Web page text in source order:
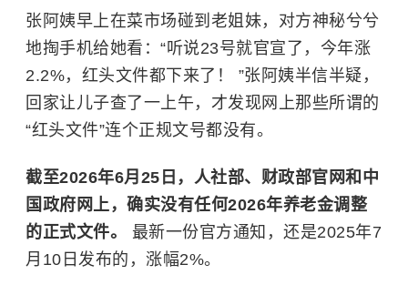
张阿姨早上在菜市场碰到老姐妹，对方神秘兮兮
地掏手机给她看：“听说23号就官宣了，今年涨
2.2%，红头文件都下来了！ ”张阿姨半信半疑，
回家让儿子查了一上午，才发现网上那些所谓的
“红头文件”连个正规文号都没有。
截至2026年6月25日，人社部、财政部官网和中
国政府网上，确实没有任何2026年养老金调整
的正式文件。 最新一份官方通知，还是2025年7
月10日发布的，涨幅2%。